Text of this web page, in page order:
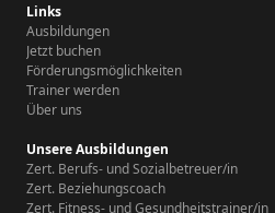
Links
Ausbildungen
Jetzt buchen
Förderungsmöglichkeiten
Trainer werden
Über uns
Unsere Ausbildungen
Zert. Berufs- und Sozialbetreuer/in
Zert. Beziehungscoach
Zert. Fitness- und Gesundheitstrainer/in